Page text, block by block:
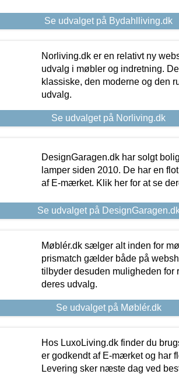
Se udvalget på Bydahlliving.dk
Norliving.dk er en relativt ny
udvalg i møbler og indretning.
klassiske, den moderne og den
udvalg.
Se udvalget på Norliving.dk
DesignGaragen.dk har solgt
lamper siden 2010. De har en
af E-mærket. Klik her for at se
Se udvalget på
Møblér.dk sælger alt inden for
prismatch gælder både på
tilbyder desuden muligheden for
deres udvalg.
Se udvalget på Møblér.dk
Hos LuxoLiving.dk finder du
er godkendt af E-mærket og har
Levering sker næste dag ved